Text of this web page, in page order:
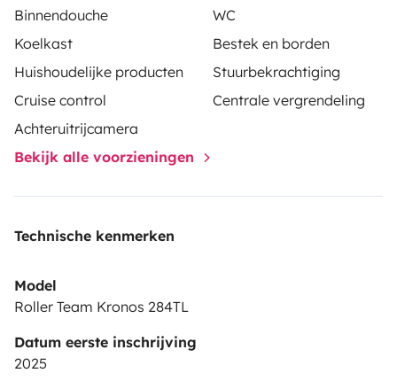
Binnendouche
WC
Koelkast
Bestek en borden
Huishoudelijke producten
Stuurbekrachtiging
Cruise control
Centrale vergrendeling
Achteruitrijcamera
Bekijk alle voorzieningen
Technische kenmerken
Model
Roller Team Kronos 284TL
Datum eerste inschrijving
2025